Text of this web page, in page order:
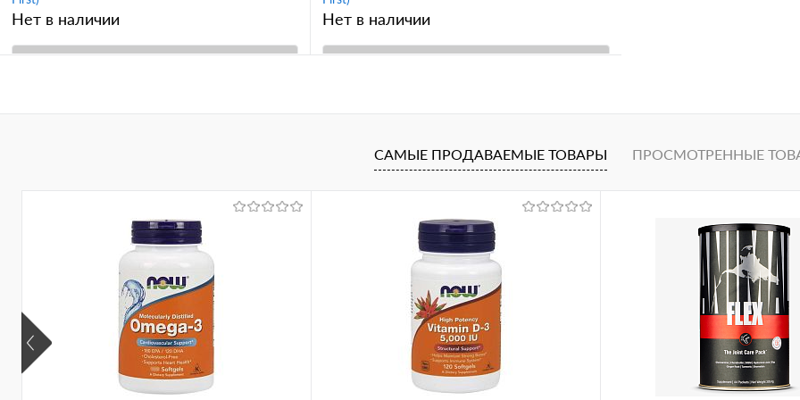
Нет в наличии
Купить в 1 клик
Сравнение
Нет в наличии
Купить в 1 клик
Сравнение
В избранное
прозрачно-черный белый
САМЫЕ ПРОДАВАЕМЫЕ ТОВАРЫ ПРОСМОТРЕННЫЕ